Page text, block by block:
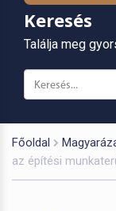
Keresés
Találja meg
Főoldal
az építési